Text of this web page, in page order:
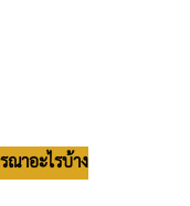
ณาอะไรบ้าง